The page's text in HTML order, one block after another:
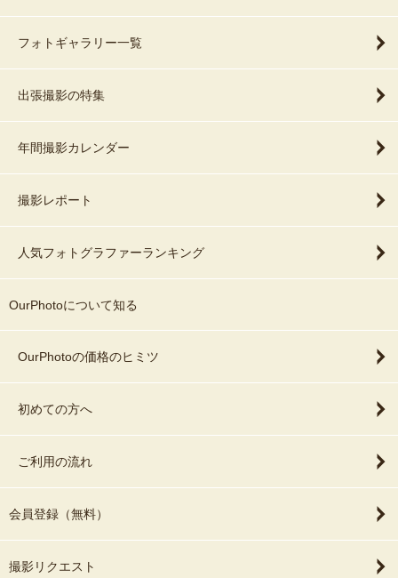
フォトギャラリー一覧
出張撮影の特集
年間撮影カレンダー
撮影レポート
人気フォトグラファーランキング
OurPhotoについて知る
OurPhotoの価格のヒミツ
初めての方へ
ご利用の流れ
会員登録（無料）
撮影リクエスト